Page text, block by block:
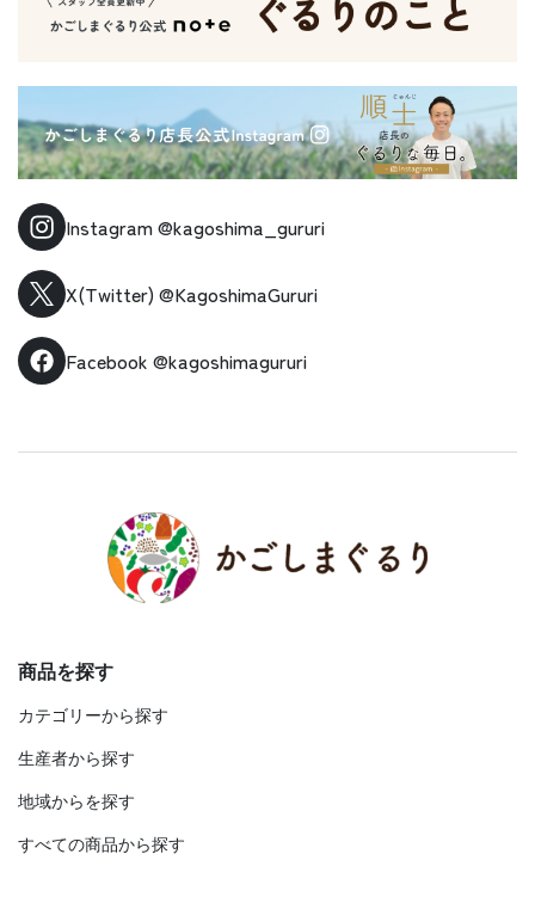
Instagram@kagoshima_gururi
X(Twitter) @KagoshimaGururi
Facebook @kagoshimagururi
商品を探す
カテゴリーから探す
生産者から探す
地域からを探す
すべての商品から探す